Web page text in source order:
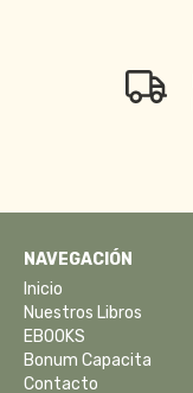
NAVEGACIÓN
Inicio
Nuestros Libros
EBOOKS
Bonum Capacita
Contacto